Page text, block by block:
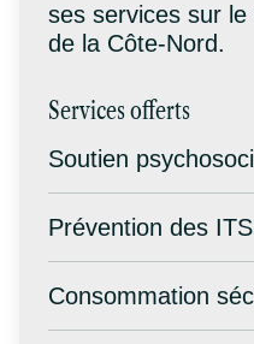
ses services sur
de la Côte-Nord.
Services offerts
Soutien
Prévention des
Consommation